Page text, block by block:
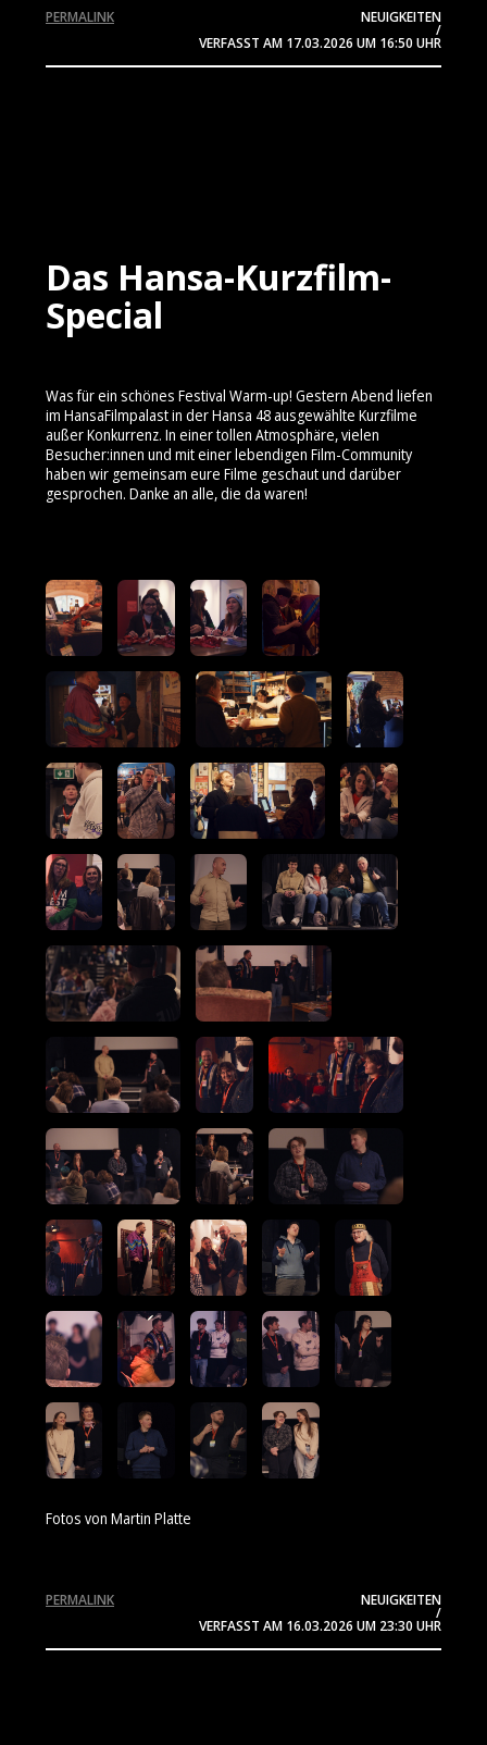
NEUIGKEITEN
/
VERFASST AM 17.03.2026 UM 16:50 UHR
PERMALINK
Das Hansa-Kurzfilm-
Special
Was für ein schönes Festival Warm-up! Gestern Abend liefen
im HansaFilmpalast in der Hansa 48 ausgewählte Kurzfilme
außer Konkurrenz. In einer tollen Atmosphäre, vielen
Besucher:innen und mit einer lebendigen Film-Community
haben wir gemeinsam eure Filme geschaut und darüber
gesprochen. Danke an alle, die da waren!
Fotos von Martin Platte
NEUIGKEITEN
/
VERFASST AM 16.03.2026 UM 23:30 UHR
PERMALINK